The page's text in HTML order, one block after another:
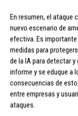
En resumen, el ataque
nuevo escenario de
efectiva. Es
medidas para
de la IA para detectar
informe y se eduque a
consecuencias de
entre empresas y
ataques.